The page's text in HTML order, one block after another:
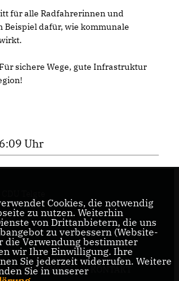
für alle Radfahrerinnen und
Beispiel dafür, wie kommunale
sichere Wege, gute Infrastruktur
Uhr
DATENSCHUTZ
Cookies, die notwendig
zu nutzen. Weiterhin
von Drittanbietern, die uns
zu verbessern (Website-
die Verwendung bestimmter
wir Ihre Einwilligung. Ihre
Sie jederzeit widerrufen. Weitere
Sie in unserer